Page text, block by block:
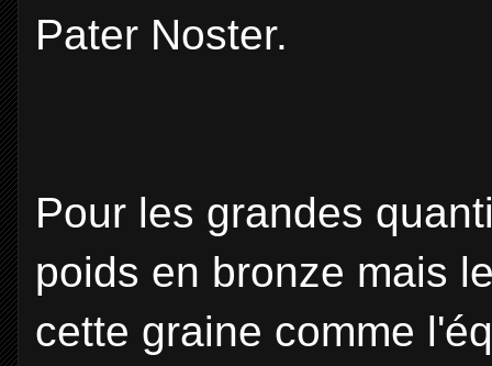
Pater Noster.
Pour les grandes
poids en bronze mais
cette graine comme